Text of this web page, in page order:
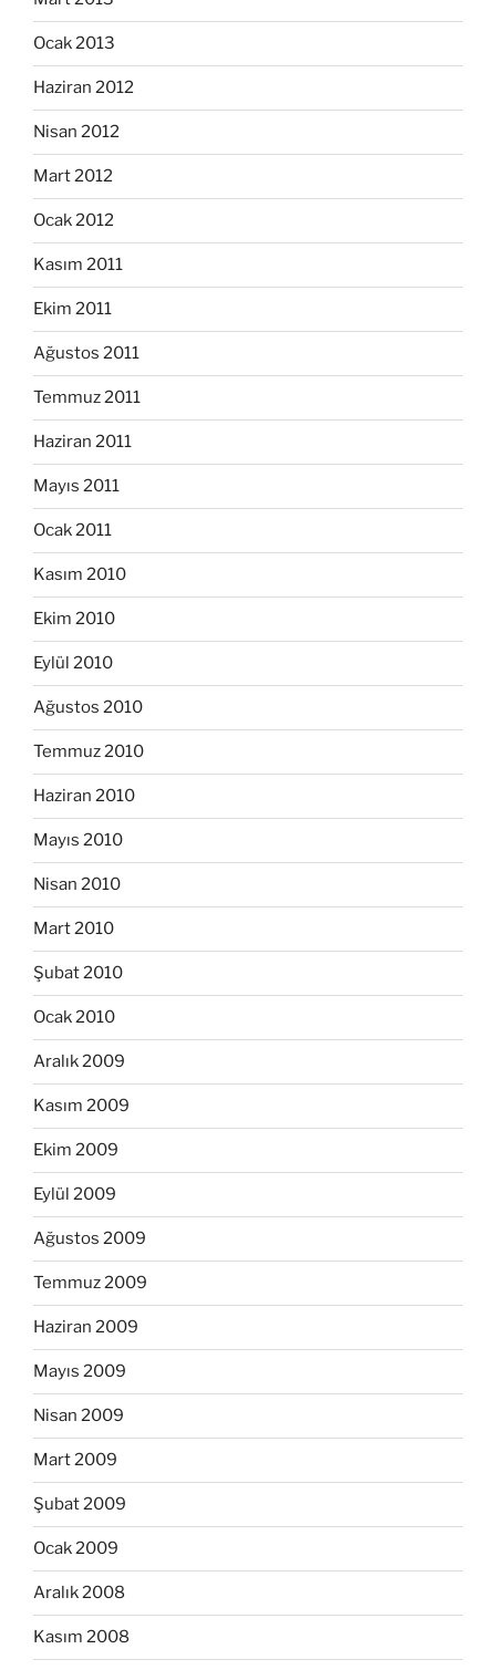
Ocak 2013
Haziran 2012
Nisan 2012
Mart 2012
Ocak 2012
Kasım 2011
Ekim 2011
Ağustos 2011
Temmuz 2011
Haziran 2011
Mayıs 2011
Ocak 2011
Kasım 2010
Ekim 2010
Eylül 2010
Ağustos 2010
Temmuz 2010
Haziran 2010
Mayıs 2010
Nisan 2010
Mart 2010
Şubat 2010
Ocak 2010
Aralık 2009
Kasım 2009
Ekim 2009
Eylül 2009
Ağustos 2009
Temmuz 2009
Haziran 2009
Mayıs 2009
Nisan 2009
Mart 2009
Şubat 2009
Ocak 2009
Aralık 2008
Kasım 2008